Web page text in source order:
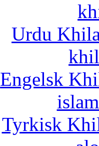
Urdu
Engelsk
Tyrkisk